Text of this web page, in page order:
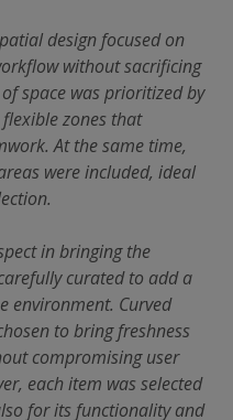
design focused on
without sacrificing
space was prioritized by
zones that
At the same time,
were included, ideal
in bringing the
curated to add a
environment. Curved
to bring freshness
compromising user
each item was selected
for its functionality and